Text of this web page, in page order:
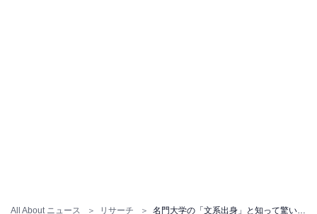
All About ニュース リサーチ 名門大学の「文系出身」と知って驚いた俳優ランキング！ 2位「香川照之」を3票差で抑えた1位は？【2025年調査】